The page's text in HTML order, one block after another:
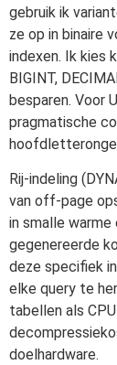
gebruik ik
ze op in binaire
indexen. Ik kies
BIGINT,
besparen. Voor
pragmatische
Rij-indeling
van off-page
in smalle
gegenereerde
deze specifiek
elke query te
tabellen als
doelhardware.